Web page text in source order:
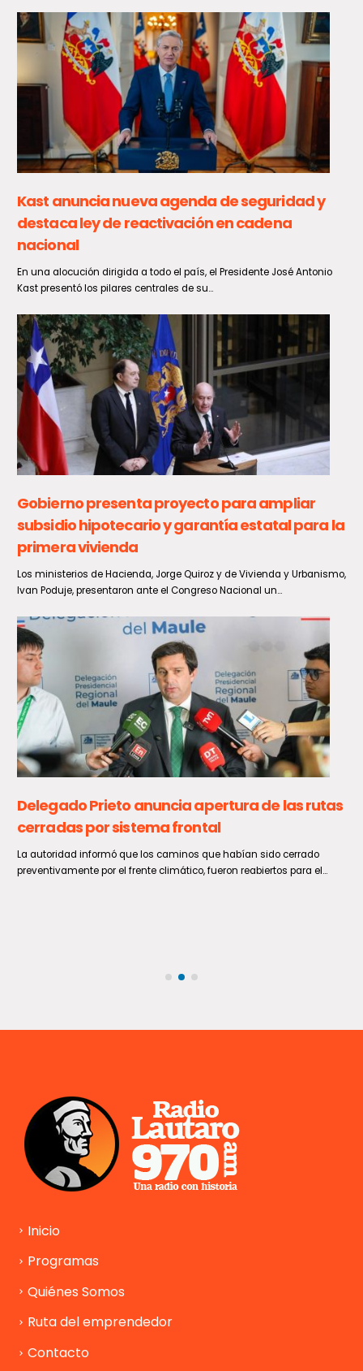
Kast anuncia nueva agenda de seguridad y
destaca ley de reactivación en cadena
nacional
En una alocución dirigida a todo el país, el Presidente José Antonio
Kast presentó los pilares centrales de su...
Gobierno presenta proyecto para ampliar
subsidio hipotecario y garantía estatal para la
primera vivienda
Los ministerios de Hacienda, Jorge Quiroz y de Vivienda y Urbanismo,
Ivan Poduje, presentaron ante el Congreso Nacional un...
Delegado Prieto anuncia apertura de las rutas
cerradas por sistema frontal
La autoridad informó que los caminos que habían sido cerrado
preventivamente por el frente climático, fueron reabiertos para el...
Inicio
Programas
Quiénes Somos
Ruta del emprendedor
Contacto